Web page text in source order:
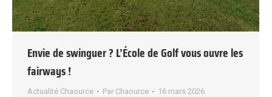
Envie de swinguer ? L’École de Golf vous ouvre les
fairways !
Actualité Chaource Par Chaource 16 mars 2026